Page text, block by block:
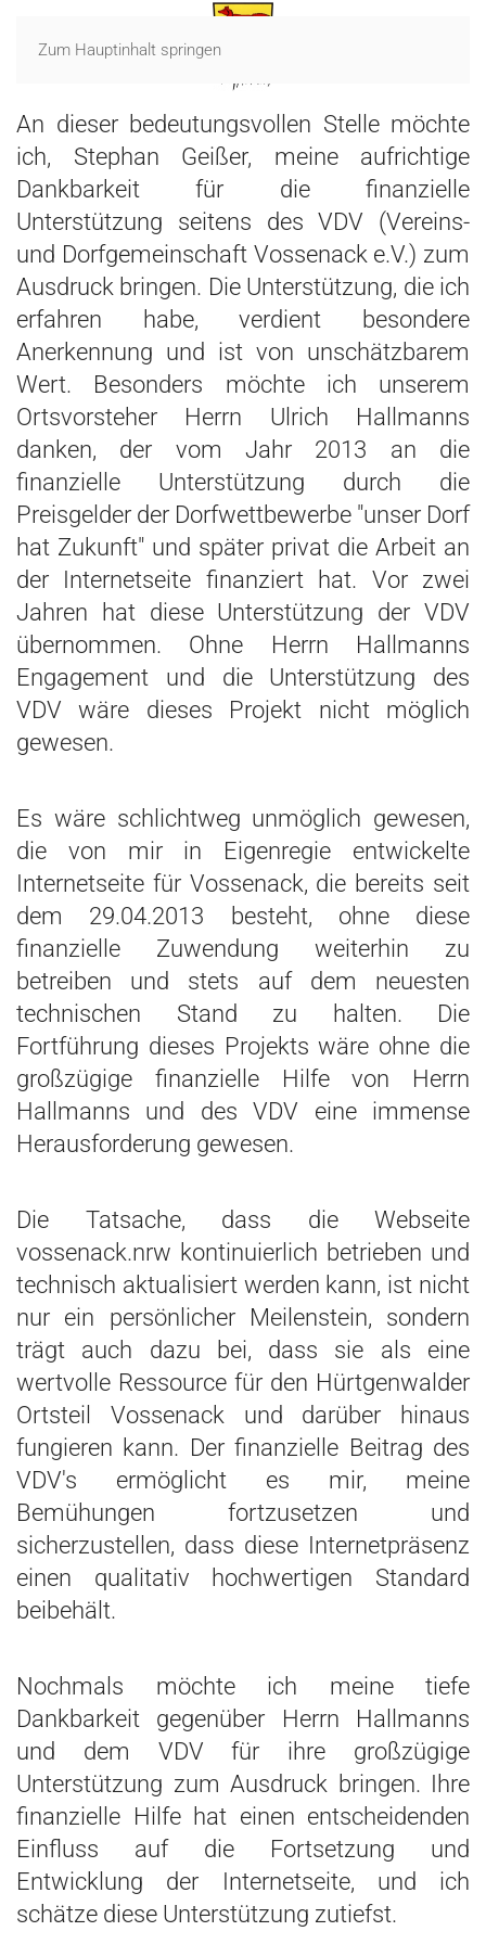
Zum Hauptinhalt springen
An dieser bedeutungsvollen Stelle möchte
ich, Stephan Geißer, meine aufrichtige
Dankbarkeit für die finanzielle
Unterstützung seitens des VDV (Vereins-
und Dorfgemeinschaft Vossenack e.V.) zum
Ausdruck bringen. Die Unterstützung, die ich
erfahren habe, verdient besondere
Anerkennung und ist von unschätzbarem
Wert. Besonders möchte ich unserem
Ortsvorsteher Herrn Ulrich Hallmanns
danken, der vom Jahr 2013 an die
finanzielle Unterstützung durch die
Preisgelder der Dorfwettbewerbe "unser Dorf
hat Zukunft" und später privat die Arbeit an
der Internetseite finanziert hat. Vor zwei
Jahren hat diese Unterstützung der VDV
übernommen. Ohne Herrn Hallmanns
Engagement und die Unterstützung des
VDV wäre dieses Projekt nicht möglich
gewesen.
Es wäre schlichtweg unmöglich gewesen,
die von mir in Eigenregie entwickelte
Internetseite für Vossenack, die bereits seit
dem 29.04.2013 besteht, ohne diese
finanzielle Zuwendung weiterhin zu
betreiben und stets auf dem neuesten
technischen Stand zu halten. Die
Fortführung dieses Projekts wäre ohne die
großzügige finanzielle Hilfe von Herrn
Hallmanns und des VDV eine immense
Herausforderung gewesen.
Die Tatsache, dass die Webseite
vossenack.nrw kontinuierlich betrieben und
technisch aktualisiert werden kann, ist nicht
nur ein persönlicher Meilenstein, sondern
trägt auch dazu bei, dass sie als eine
wertvolle Ressource für den Hürtgenwalder
Ortsteil Vossenack und darüber hinaus
fungieren kann. Der finanzielle Beitrag des
VDV's ermöglicht es mir, meine
Bemühungen fortzusetzen und
sicherzustellen, dass diese Internetpräsenz
einen qualitativ hochwertigen Standard
beibehält.
Nochmals möchte ich meine tiefe
Dankbarkeit gegenüber Herrn Hallmanns
und dem VDV für ihre großzügige
Unterstützung zum Ausdruck bringen. Ihre
finanzielle Hilfe hat einen entscheidenden
Einfluss auf die Fortsetzung und
Entwicklung der Internetseite, und ich
schätze diese Unterstützung zutiefst.